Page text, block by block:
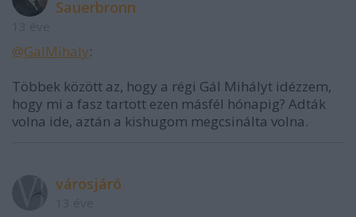
Sauerbronn
@GalMihaly:
Többek között az, hogy a régi Gál Mihályt idézzem,
hogy mi a fasz tartott ezen másfél hónapig? Adták
volna ide, aztán a kishugom megcsinálta volna.
városjáró